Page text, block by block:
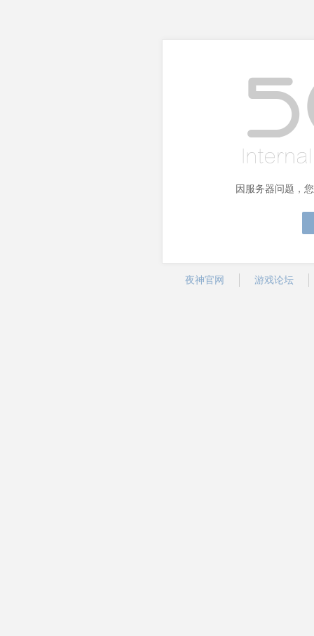
因服务器问题，
夜神官网 游戏论坛